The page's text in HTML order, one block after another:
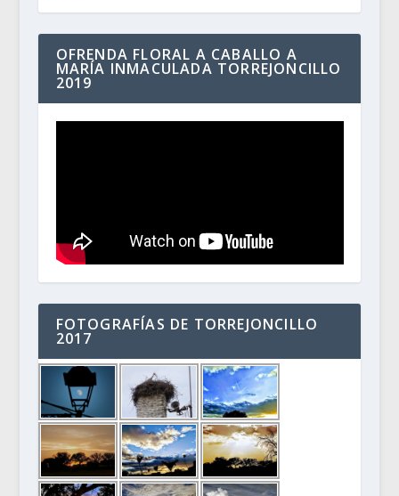
OFRENDA FLORAL A CABALLO A
MARÍA INMACULADA TORREJONCILLO
2019
FOTOGRAFÍAS DE TORREJONCILLO
2017